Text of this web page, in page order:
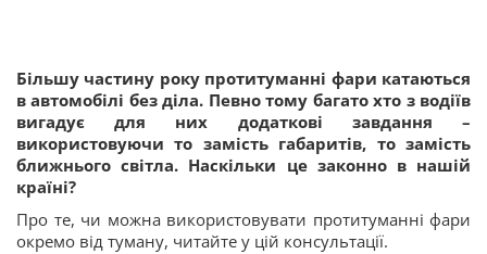
Більшу частину року протитуманні фари катаються
в автомобілі без діла. Певно тому багато хто з водіїв
вигадує для них додаткові завдання –
використовуючи то замість габаритів, то замість
ближнього світла. Наскільки це законно в нашій
країні?
Про те, чи можна використовувати протитуманні фари
окремо від туману, читайте у цій консультації.